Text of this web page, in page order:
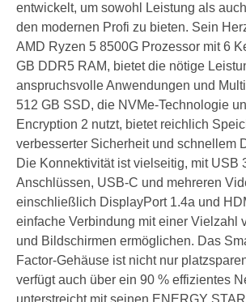
entwickelt, um sowohl Leistung als
den modernen Profi zu bieten. Sein
AMD Ryzen 5 8500G Prozessor mit 6
GB DDR5 RAM, bietet die nötige
anspruchsvolle Anwendungen und
512 GB SSD, die NVMe-Technologie
Encryption 2 nutzt, bietet reichlich
verbesserter Sicherheit und schnellem
Die Konnektivität ist vielseitig, mit USB
Anschlüssen, USB-C und mehreren
einschließlich DisplayPort 1.4a und
einfache Verbindung mit einer Vielzahl
und Bildschirmen ermöglichen. Das
Factor-Gehäuse ist nicht nur
verfügt auch über ein 90 % effizientes